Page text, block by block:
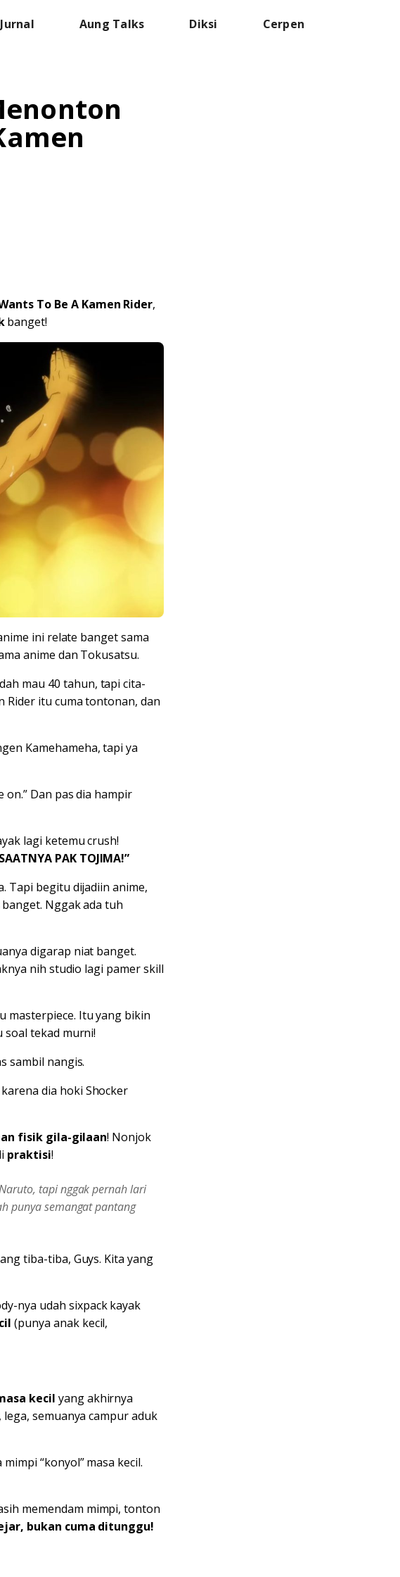
Jurnal Aung Talks Diksi Cerpen
To Be A Kamen Rider,
banget!
ini relate banget sama
anime dan Tokusatsu.
mau 40 tahun, tapi cita-
Rider itu cuma tontonan, dan
Kamehameha, tapi ya
on.” Dan pas dia hampir
lagi ketemu crush!
PAK TOJIMA!”
Tapi begitu dijadiin anime,
Nggak ada tuh
digarap niat banget.
nih studio lagi pamer skill
masterpiece. Itu yang bikin
tekad murni!
sambil nangis.
dia hoki Shocker
fisik gila-gilaan! Nonjok
praktisi!
tapi nggak pernah lari
punya semangat pantang
tiba-tiba, Guys. Kita yang
nya udah sixpack kayak
(punya anak kecil,
kecil yang akhirnya
semuanya campur aduk
“konyol” masa kecil.
memendam mimpi, tonton
bukan cuma ditunggu!